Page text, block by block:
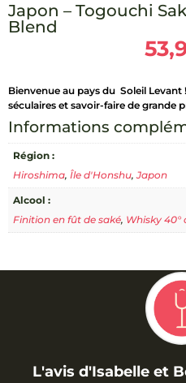
Japon – Togouchi
Blend
Bienvenue au pays du Soleil
séculaires et savoir-faire de grande
Informations
Région :
Hiroshima, Île d'Honshu,Japon
Alcool :
Finition en fût de saké, Whisky 40°
L'avis d'Isabelle et